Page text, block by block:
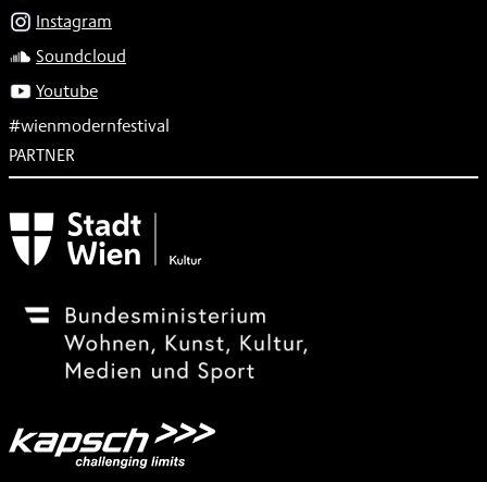
Instagram
Soundcloud
Youtube
#wienmodernfestival
PARTNER
Subventionsgeber